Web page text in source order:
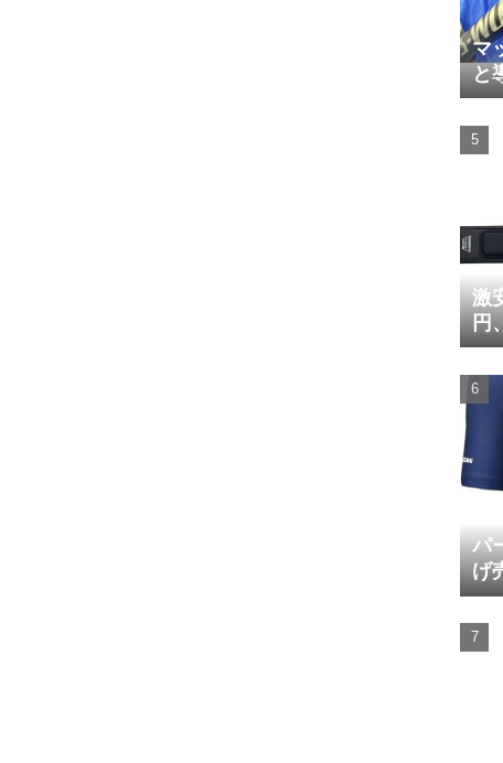
マ
と
激
円
パ
げ